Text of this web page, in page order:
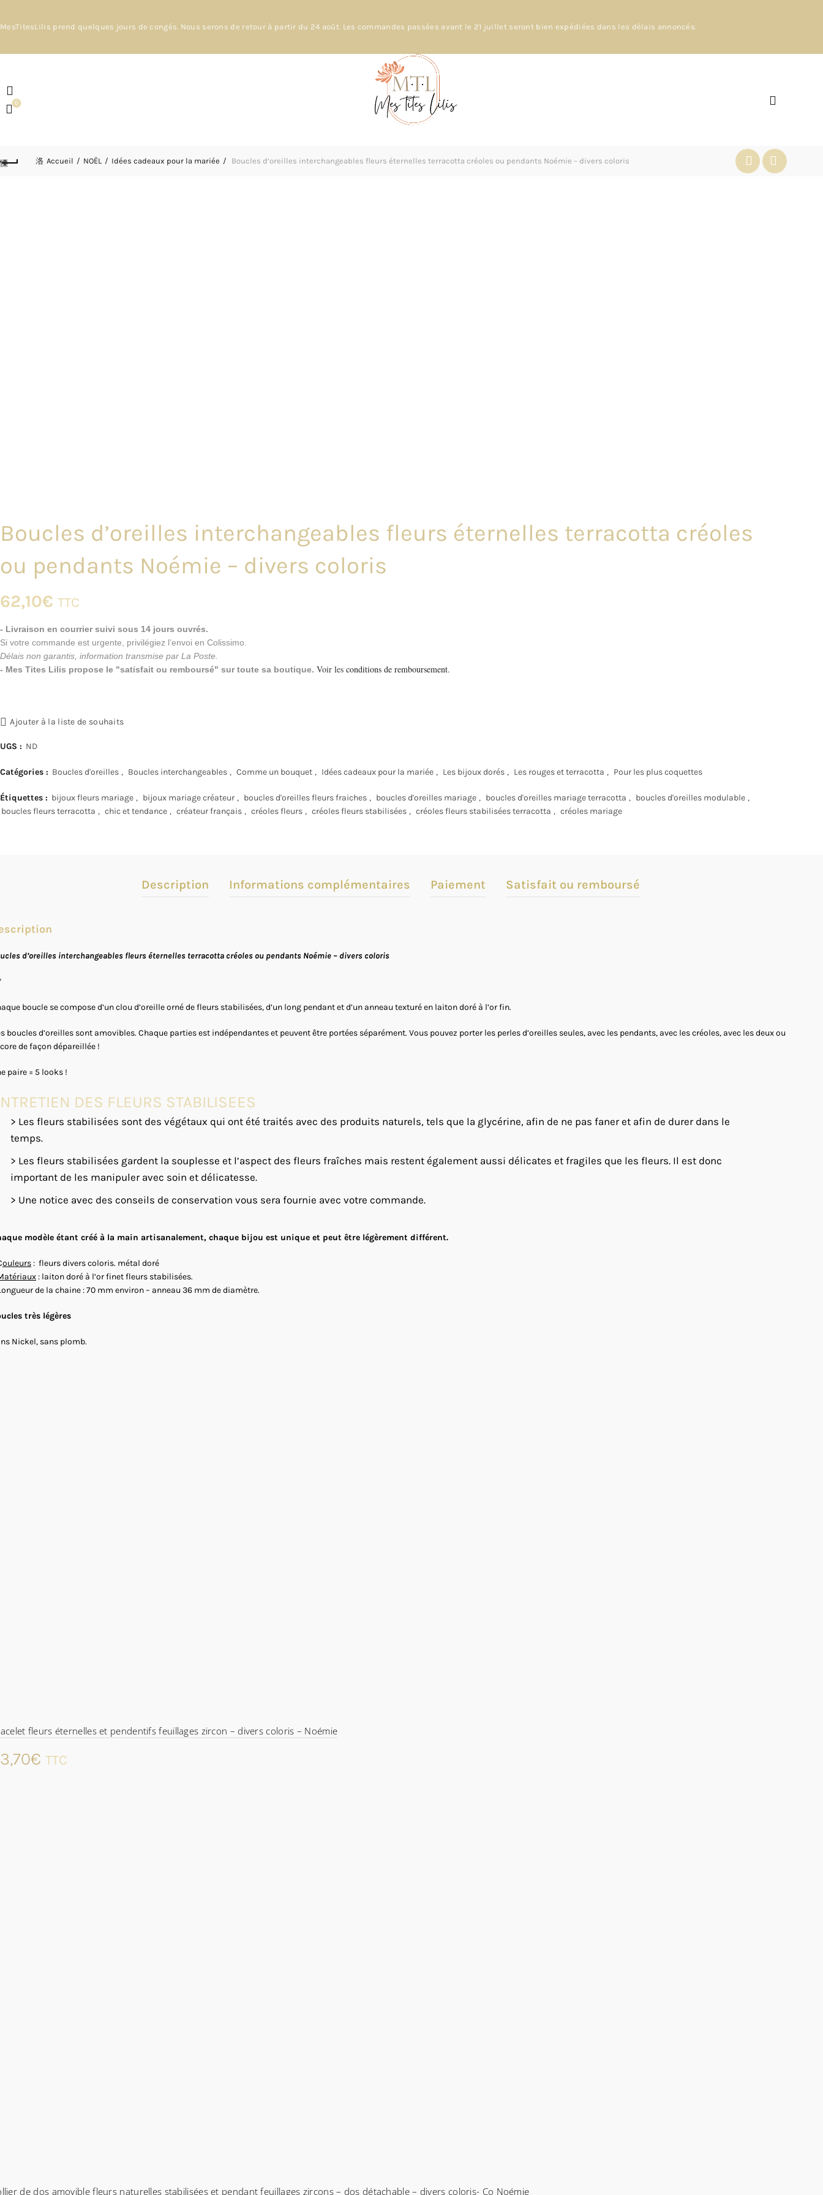
MesTitesLilis prend quelques jours de congés. Nous serons de retour à partir du 24 août. Les commandes passées avant le 21 juillet seront bien expédiées dans les délais annoncés.
0
Accueil NOËL Idées cadeaux pour la mariée Boucles d’oreilles interchangeables fleurs éternelles terracotta créoles ou pendants Noémie – divers coloris
Boucles d’oreilles interchangeables fleurs éternelles terracotta créoles
ou pendants Noémie – divers coloris
62,10€ TTC
- Livraison en courrier suivi sous 14 jours ouvrés.
Si votre commande est urgente, privilégiez l’envoi en Colissimo.
Délais non garantis, information transmise par La Poste.
- Mes Tites Lilis propose le "satisfait ou remboursé" sur toute sa boutique. Voir les conditions de remboursement.
Ajouter à la liste de souhaits
UGS : ND
Catégories : Boucles d'oreilles , Boucles interchangeables , Comme un bouquet , Idées cadeaux pour la mariée , Les bijoux dorés , Les rouges et terracotta , Pour les plus coquettes
Étiquettes : bijoux fleurs mariage , bijoux mariage créateur , boucles d'oreilles fleurs fraiches , boucles d'oreilles mariage , boucles d'oreilles mariage terracotta , boucles d'oreilles modulable ,
boucles fleurs terracotta , chic et tendance , créateur français , créoles fleurs , créoles fleurs stabilisées , créoles fleurs stabilisées terracotta , créoles mariage
Description Informations complémentaires Paiement Satisfait ou remboursé
d’oreilles interchangeables fleurs éternelles terracotta créoles ou pendants Noémie – divers coloris
boucle se compose d’un clou d’oreille orné de fleurs stabilisées, d’un long pendant et d’un anneau texturé en laiton doré à l’or fin.
boucles d’oreilles sont amovibles. Chaque parties est indépendantes et peuvent être portées séparément. Vous pouvez porter les perles d’oreilles seules, avec les pendants, avec les créoles, avec les deux ou
de façon dépareillée !
paire = 5 looks !
DES FLEURS STABILISEES
> Les fleurs stabilisées sont des végétaux qui ont été traités avec des produits naturels, tels que la glycérine, afin de ne pas faner et afin de durer dans le
temps.
> Les fleurs stabilisées gardent la souplesse et l’aspect des fleurs fraîches mais restent également aussi délicates et fragiles que les fleurs. Il est donc
important de les manipuler avec soin et délicatesse.
> Une notice avec des conseils de conservation vous sera fournie avec votre commande.
modèle étant créé à la main artisanalement, chaque bijou est unique et peut être légèrement différent.
ouleurs: fleurs divers coloris. métal doré
: laiton doré à l’or finet fleurs stabilisées.
de la chaine : 70 mm environ – anneau 36 mm de diamètre.
très légères
Nickel, sans plomb.
fleurs éternelles et pendentifs feuillages zircon – divers coloris – Noémie
€ TTC
de dos amovible fleurs naturelles stabilisées et pendant feuillages zircons – dos détachable – divers coloris- Co Noémie